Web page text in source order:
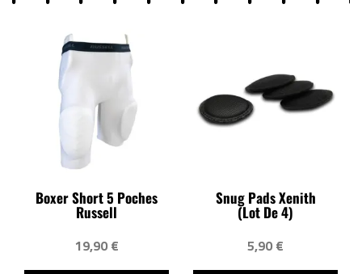
Boxer Short 5 Poches
Russell
19,90 €
Snug Pads Xenith
(lot De 4)
5,90 €